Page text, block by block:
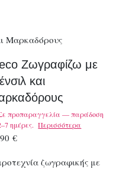
Μαρκαδόρους
Ζωγραφίζω με
και
προπαραγγελία — παράδοση
ημέρες. Περισσότερα
€
ζωγραφικής με